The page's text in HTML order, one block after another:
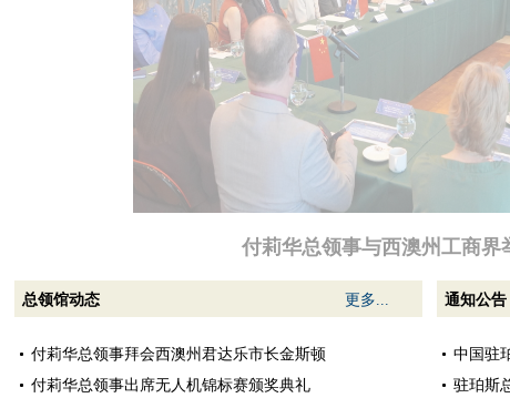
付莉华总领事与西澳州工商界
总领馆动态 更多...
付莉华总领事拜会西澳州君达乐市长金斯顿
付莉华总领事出席无人机锦标赛颁奖典礼
通知公告
中国驻
驻珀斯